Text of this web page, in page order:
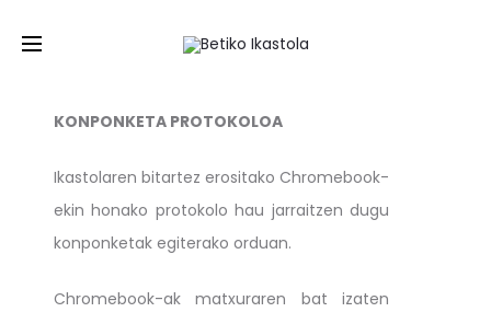
KONPONKETA PROTOKOLOA
Ikastolaren bitartez erositako Chromebook-
ekin honako protokolo hau jarraitzen dugu
konponketak egiterako orduan.
Chromebook-ak matxuraren bat izaten